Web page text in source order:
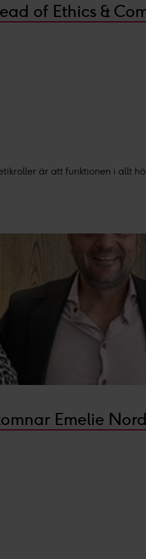
och annan teknik och hur
of Ethics &
är att funktionen i allt
Emelie